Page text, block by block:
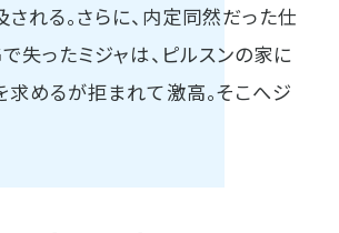
れる。さらに、内定同然だった仕
失ったミジャは、ピルスンの家に
めるが拒まれて激高。そこへジ